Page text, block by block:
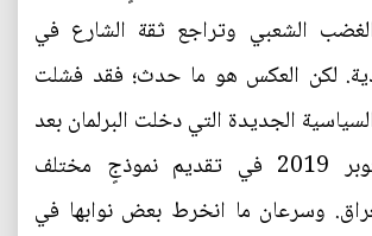
الشعبي وتراجع ثقة الشارع في
لكن العكس هو ما حدث؛ فقد فشلت
الجديدة التي دخلت البرلمان بعد
احتجاجات أكتوبر 2019 في تقديم نموذجٍ مختلف
وسرعان ما انخرط بعض نوابها في